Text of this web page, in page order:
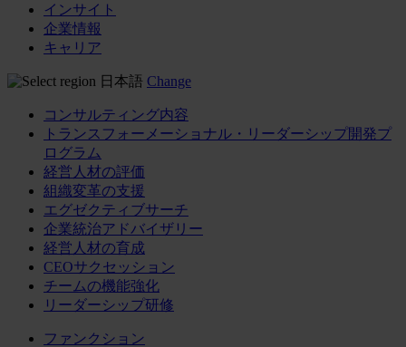
インサイト
企業情報
キャリア
日本語 Change
コンサルティング内容
トランスフォーメーショナル・リーダーシップ開発プ
ログラム
経営人材の評価
組織変革の支援
エグゼクティブサーチ
企業統治アドバイザリー
経営人材の育成
CEOサクセッション
チームの機能強化
リーダーシップ研修
ファンクション